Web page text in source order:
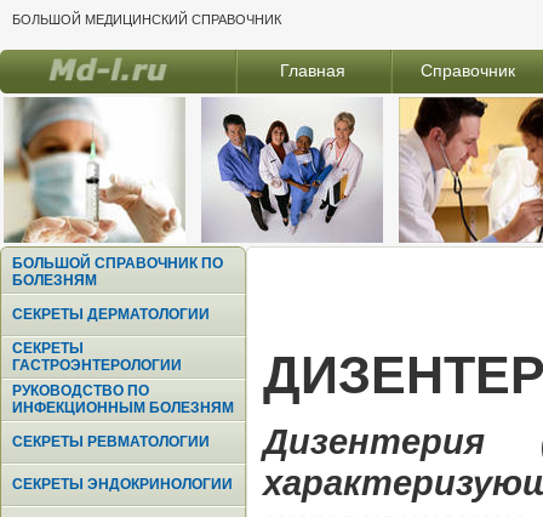
БОЛЬШОЙ МЕДИЦИНСКИЙ СПРАВОЧНИК
Главная Справочник
БОЛЬШОЙ СПРАВОЧНИК ПО
БОЛЕЗНЯМ
СЕКРЕТЫ ДЕРМАТОЛОГИИ
СЕКРЕТЫ
ГАСТРОЭНТЕРОЛОГИИ
РУКОВОДСТВО ПО
ИНФЕКЦИОННЫМ БОЛЕЗНЯМ
СЕКРЕТЫ РЕВМАТОЛОГИИ
СЕКРЕТЫ ЭНДОКРИНОЛОГИИ
Дизентерия